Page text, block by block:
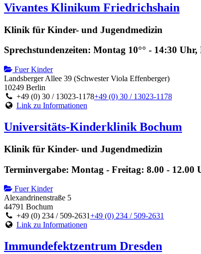
Vivantes Klinikum Friedrichshain
Klinik für Kinder- und Jugendmedizin
Sprechstundenzeiten: Montag 10°° - 14:30
Fuer Kinder
Landsberger Allee 39 (Schwester Viola Effenberger)
10249 Berlin
+49 (0) 30 / 13023-1178+49 (0) 30 / 13023-1178
Link zu Informationen
Universitäts-Kinderklinik Bochum
Klinik für Kinder- und Jugendmedizin
Terminvergabe: Montag - Freitag: 8.00 - 12.00
Fuer Kinder
Alexandrinenstraße 5
44791 Bochum
+49 (0) 234 / 509-2631+49 (0) 234 / 509-2631
Link zu Informationen
Immundefektzentrum Dresden